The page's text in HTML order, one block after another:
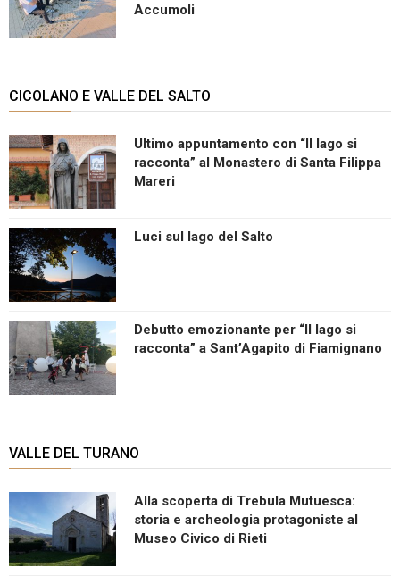
Accumoli
CICOLANO E VALLE DEL SALTO
Ultimo appuntamento con “Il lago si
racconta” al Monastero di Santa Filippa
Mareri
Luci sul lago del Salto
Debutto emozionante per “Il lago si
racconta” a Sant’Agapito di Fiamignano
VALLE DEL TURANO
Alla scoperta di Trebula Mutuesca:
storia e archeologia protagoniste al
Museo Civico di Rieti